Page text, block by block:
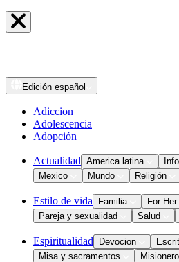
Edición español
Adiccion
Adolescencia
Adopción
Actualidad America latina
Mexico
Mundo Religión
Estilo de vida Familia
For
Pareja y sexualidad
Salud
Espiritualidad Devocion
Misa y sacramentos
Misionero